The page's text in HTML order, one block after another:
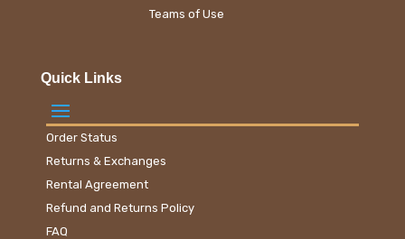
Teams of Use
Quick Links
Order Status
Returns & Exchanges
Rental Agreement
Refund and Returns Policy
FAQ